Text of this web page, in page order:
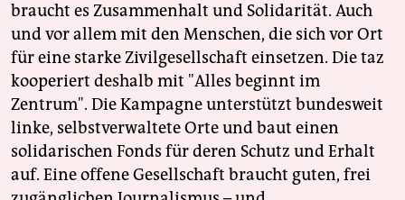
braucht es Zusammenhalt und Solidarität. Auch
und vor allem mit den Menschen, die sich vor Ort
für eine starke Zivilgesellschaft einsetzen. Die taz
kooperiert deshalb mit "Alles beginnt im
Zentrum". Die Kampagne unterstützt bundesweit
linke, selbstverwaltete Orte und baut einen
solidarischen Fonds für deren Schutz und Erhalt
auf. Eine offene Gesellschaft braucht guten, frei